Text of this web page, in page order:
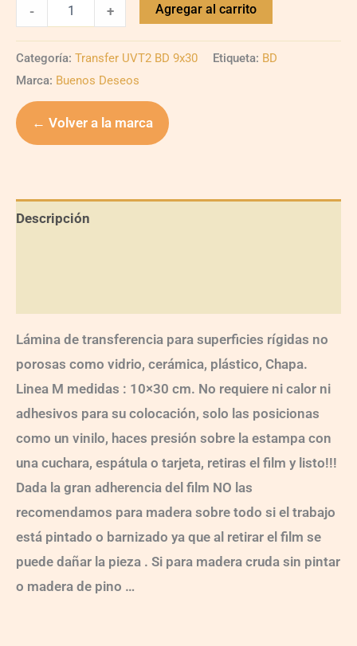
- + Agregar al carrito
Categoría: Transfer UVT2 BD 9x30 Etiqueta: BD
Marca: Buenos Deseos
← Volver a la marca
Descripción
Lámina de transferencia para superficies rígidas no
porosas como vidrio, cerámica, plástico, Chapa.
Linea M medidas : 10×30 cm. No requiere ni calor ni
adhesivos para su colocación, solo las posicionas
como un vinilo, haces presión sobre la estampa con
una cuchara, espátula o tarjeta, retiras el film y listo!!!
Dada la gran adherencia del film NO las
recomendamos para madera sobre todo si el trabajo
está pintado o barnizado ya que al retirar el film se
puede dañar la pieza . Si para madera cruda sin pintar
o madera de pino …